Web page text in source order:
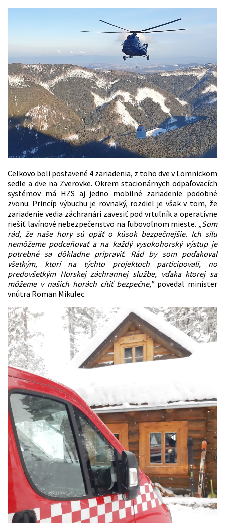
Celkovo boli postavené 4 zariadenia, z toho dve v Lomnickom
sedle a dve na Zverovke. Okrem stacionárnych odpaľovacích
systémov má HZS aj jedno mobilné zariadenie podobné
zvonu. Princíp výbuchu je rovnaký, rozdiel je však v tom, že
zariadenie vedia záchranári zavesiť pod vrtuľník a operatívne
riešiť lavínové nebezpečenstvo na ľubovoľnom mieste. „Som
rád, že naše hory sú opäť o kúsok bezpečnejšie. Ich silu
nemôžeme podceňovať a na každý vysokohorský výstup je
potrebné sa dôkladne pripraviť. Rád by som poďakoval
všetkým, ktorí na týchto projektoch participovali, no
predovšetkým Horskej záchrannej službe, vďaka ktorej sa
môžeme v našich horách cítiť bezpečne,"povedal minister
vnútra Roman Mikulec.